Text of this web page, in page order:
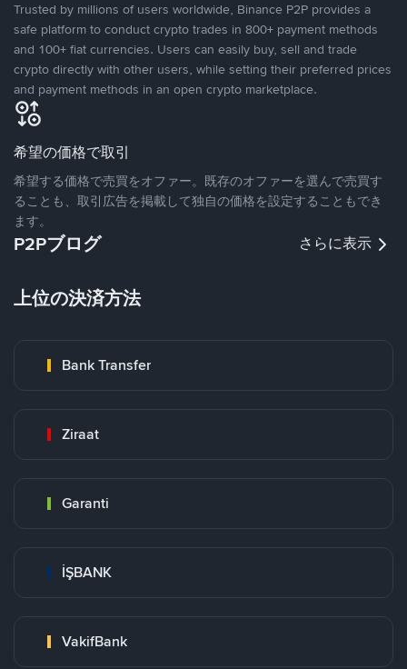
Trusted by millions of users worldwide, Binance P2P provides a
safe platform to conduct crypto trades in 800+ payment methods
and 100+ fiat currencies. Users can easily buy, sell and trade
crypto directly with other users, while setting their preferred prices
and payment methods in an open crypto marketplace.
希望の価格で取引
希望する価格で売買をオファー。既存のオファーを選んで売買す
ることも、取引広告を掲載して独自の価格を設定することもでき
ます。
P2Pブログ さらに表示
上位の決済方法
Bank Transfer
Ziraat
Garanti
İŞBANK
VakifBank